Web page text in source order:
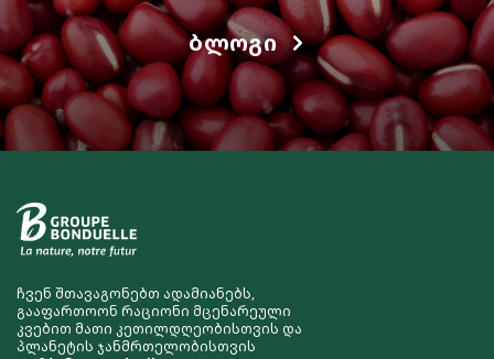
ᲑᲚᲝᲒᲘ
ჩვენ შთავაგონებთ ადამიანებს,
გააფართოონ რაციონი მცენარეული
კვებით მათი კეთილდღეობისთვის და
პლანეტის ჯანმრთელობისთვის